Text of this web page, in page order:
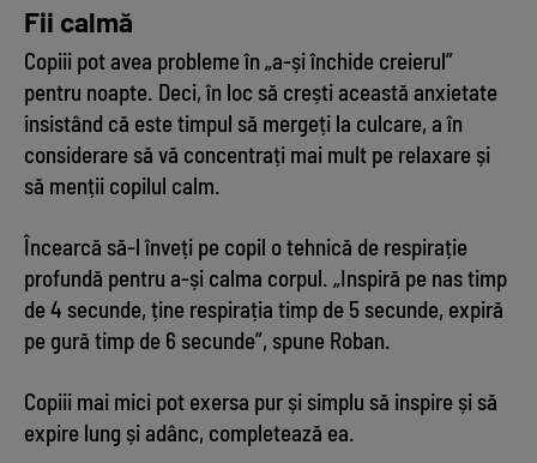
Fii calmă
Copiii pot avea probleme în „a-și închide creierul”
pentru noapte. Deci, în loc să crești această anxietate
insistând că este timpul să mergeți la culcare, a în
considerare să vă concentrați mai mult pe relaxare și
să menții copilul calm.
Încearcă să-l înveți pe copil o tehnică de respirație
profundă pentru a-și calma corpul. „Inspiră pe nas timp
de 4 secunde, ține respirația timp de 5 secunde, expiră
pe gură timp de 6 secunde”, spune Roban.
Copiii mai mici pot exersa pur și simplu să inspire și să
expire lung și adânc, completează ea.